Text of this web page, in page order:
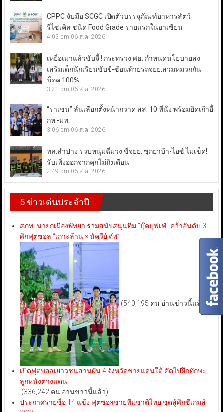
CPPC จับมือ SCGC เปิดตัวบรรจุภัณฑ์อาหารสัตว์
รีไซเคิล ชนิด Food Grade รายแรกในอาเซียน
4:03 pm 06 ส.ค. 2026
เหยื่อเมาแล้วขับจี้ ! กระทรวง ศธ. กำหนดนโยบายส่ง
เสริมเด็กนักเรียนขับขี่-ซ้อนท้ายรถจยย.สวมหมวกกัน
น็อค 100%
3:21 pm 06 ส.ค. 2026
“ราเชน” ลั่นเลือกตั้งหน้ากวาด สส. 10 ที่นั่ง พร้อมยึดเก้าอี้
กห.-มท.
3:06 pm 06 ส.ค. 2026
ทล.ลำปาง รวบหนุ่มฉี่ม่วง ขี่จยย. ซุกยาบ้า-ไอซ์ ไม่เข็ด!
รับเพิ่งออกจากคุกไม่ถึงเดือน
2:49 pm 06 ส.ค. 2026
5 ข่าวเด่นประจำปี
สภท.-นายกเมืองพัทยา ร่วมสนับสนุนทีม “บุ๊คบุฟเฟ่” คว้าอันดับ 3
ศึกฟุตซอล “เกาะล้าน × นัควีย์ คัพ”
(540,195 คน อ่านข่าวนี้แล้ว)
เปิดฟุตบอลเยาวชนสานฝัน 4 จังหวัดชายแดนใต้ คัดไปฝึกทักษะ
ลูกหนังต่างแดน
(336,242 คน อ่านข่าวนี้แล้ว)
ประกาศรายชื่อ 14 แข้ง ฟุตซอลชายทีมชาติไทย ชุดสู้ศึกซีเกมส์